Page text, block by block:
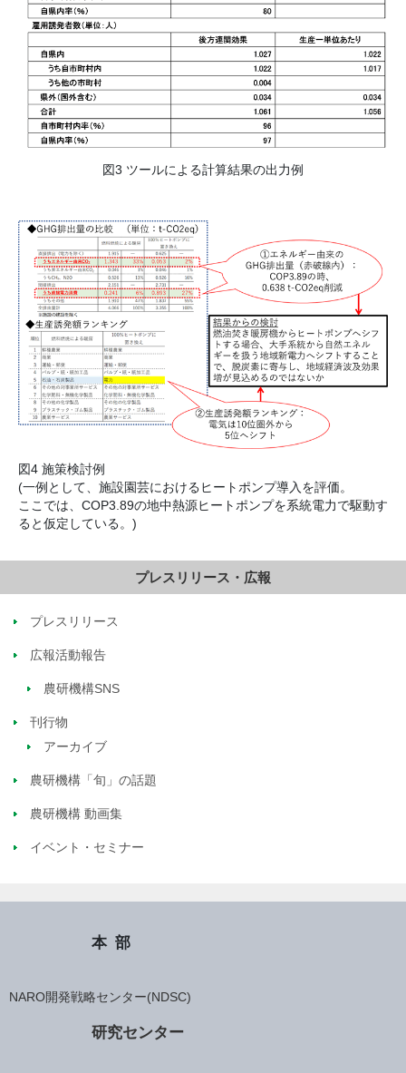
図3 ツールによる計算結果の出力例
図4 施策検討例
(一例として、施設園芸におけるヒートポンプ導入を評価。
ここでは、COP3.89の地中熱源ヒートポンプを系統電力で駆動す
ると仮定している。)
プレスリリース・広報
プレスリリース
広報活動報告
農研機構SNS
刊行物
アーカイブ
農研機構「旬」の話題
農研機構 動画集
イベント・セミナー
本部
NARO開発戦略センター(NDSC)
研究センター